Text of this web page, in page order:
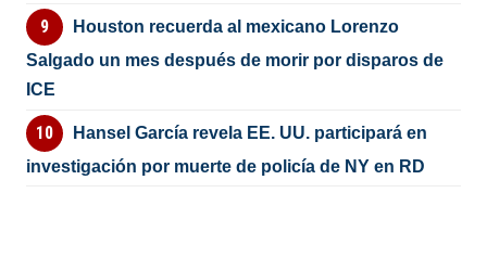
Houston recuerda al mexicano Lorenzo
Salgado un mes después de morir por disparos de
ICE
Hansel García revela EE. UU. participará en
investigación por muerte de policía de NY en RD